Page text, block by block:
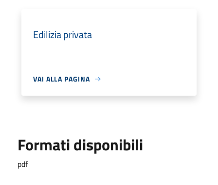
Edilizia privata
VAI ALLA PAGINA
Formati disponibili
pdf